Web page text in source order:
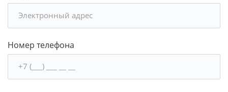
Номер телефона